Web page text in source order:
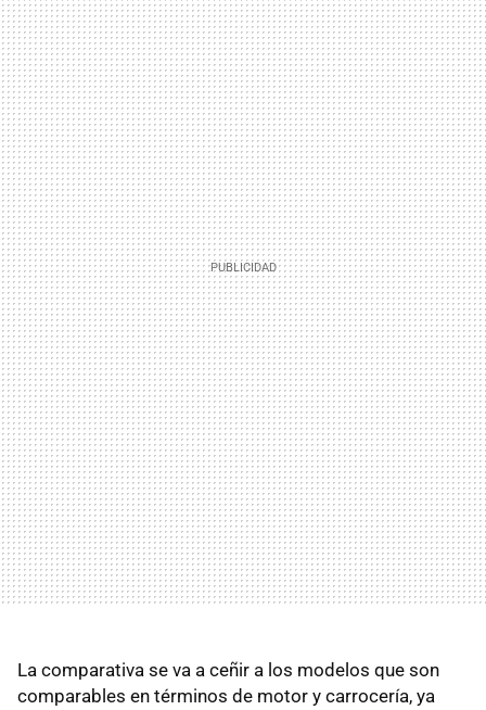
La comparativa se va a ceñir a los modelos que son
comparables en términos de motor y carrocería, ya